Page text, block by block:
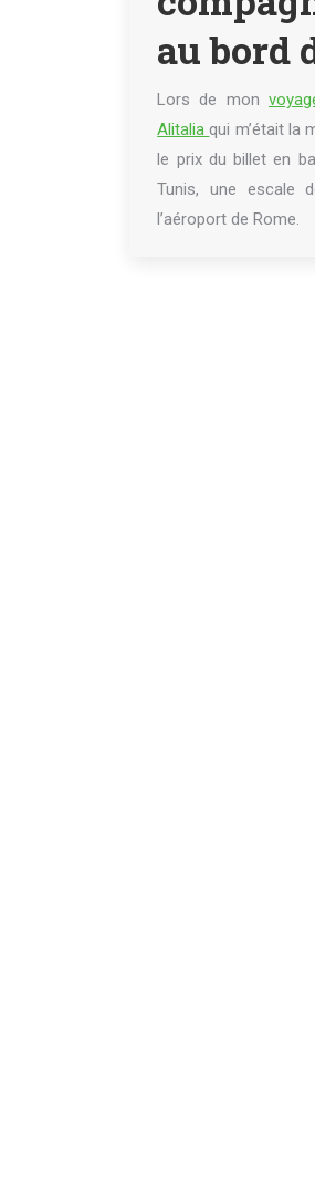
au bord
Lors de mon
Alitaliaqui m’était la
le prix du billet en
Tunis, une escale
l’aéroport de Rome.